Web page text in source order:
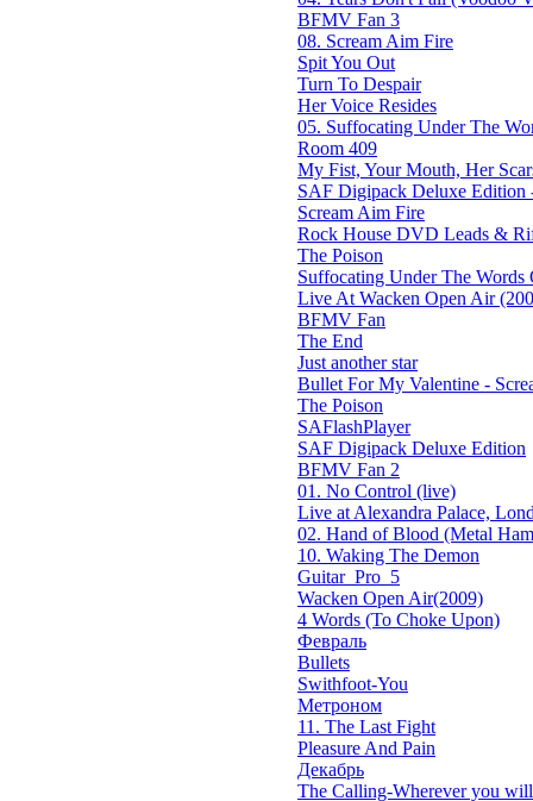
BFMV Fan 3
08. Scream Aim Fire
Spit You Out
Turn To Despair
Her Voice Resides
05. Suffocating Under The
Room 409
My Fist, Your Mouth, Her
SAF Digipack Deluxe Edition
Scream Aim Fire
Rock House DVD Leads &
The Poison
Suffocating Under The Words
Live At Wacken Open Air
BFMV Fan
The End
Just another star
Bullet For My Valentine -
The Poison
SAFlashPlayer
SAF Digipack Deluxe Edition
BFMV Fan 2
01. No Control (live)
Live at Alexandra Palace,
02. Hand of Blood (Metal
10. Waking The Demon
Guitar_Pro_5
Wacken Open Air(2009)
4 Words (To Choke Upon)
Февраль
Bullets
Swithfoot-You
Метроном
11. The Last Fight
Pleasure And Pain
Декабрь
The Calling-Wherever you